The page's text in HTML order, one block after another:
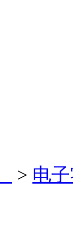
> 电